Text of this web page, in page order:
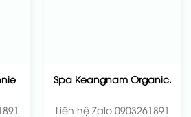
Spa Keangnam Organic.
Liên hệ Zalo 0903261891